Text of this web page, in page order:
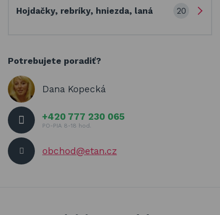
Hojdačky, rebríky, hniezda, laná 20
Potrebujete poradiť?
Dana Kopecká
+420 777 230 065
PO-PIA 8-18 hod.
obchod@etan.cz